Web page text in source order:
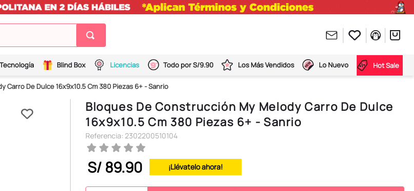
Tecnología Blind Box Licencias Todo por S/9.90 Los Más Vendidos Lo Nuevo Hot Sale
Carro De Dulce 16x9x10.5 Cm 380 Piezas 6+ - Sanrio
Bloques De Construcción My Melody Carro De Dulce
16x9x10.5 Cm 380 Piezas 6+ - Sanrio
Referencia: 2302200510104
S/89.90 ¡Llévatelo ahora!